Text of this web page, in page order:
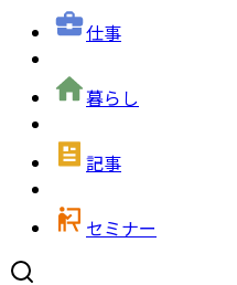
仕事
暮らし
記事
セミナー